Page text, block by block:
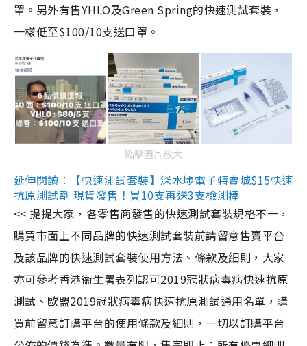
罩。另外有售YHLO及Green Spring的快速測試套裝，
一樣低至$100/10支送口罩。
點擊圖片放大
延伸閱讀：【快速測試套裝】深水埗電子特賣城$15快速
抗原測試劑 現貨發售！買10支再送3支檢測棒
<< 提提大家，各零售商發售的快速測試套裝規格不一，
購買市面上不同品牌的快速測試套裝前請留意售賣平台
及該品牌的快速測試套裝使用方法、條款及細則，大家
亦可參考香港衞生署表列認可2019冠狀病毒病快速抗原
測試、歐盟2019冠狀病毒病快速抗原測試通用名單，購
買前留意訂購平台的使用條款及細則，一切以訂購平台